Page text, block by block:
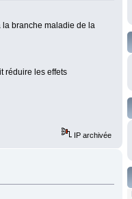
la branche maladie de la
réduire les effets
IP archivée